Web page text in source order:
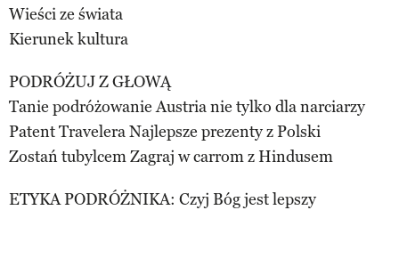
Wieści ze świata
Kierunek kultura
PODRÓŻUJ Z GŁOWĄ
Tanie podróżowanie Austria nie tylko dla narciarzy
Patent Travelera Najlepsze prezenty z Polski
Zostań tubylcem Zagraj w carrom z Hindusem
ETYKA PODRÓŻNIKA: Czyj Bóg jest lepszy